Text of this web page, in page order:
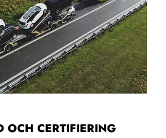
OCH CERTIFIERING